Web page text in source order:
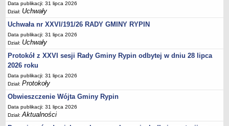
Galeria
Raporty o stanie dostępności
Wnioski
WŁADZE I STRUKTURA
Struktura organizacyjna
Rada gminy
Wójt
Urząd gminy
Jednostki organizacyjne, GOPS, Instytucja kultury, OSP
Jednostki pomocnicze - sołectwa
Data publikacji: 31 lipca 2026
Dział: Uchwały
Uchwała nr XXVI/191/26 RADY GMINY RYPIN
Data publikacji: 31 lipca 2026
Dział: Uchwały
Protokół z XXVI sesji Rady Gminy Rypin odbytej w dniu 28 lipca
2026 roku
Data publikacji: 31 lipca 2026
Dział:Protokoły
Obwieszczenie Wójta Gminy Rypin
Data publikacji: 31 lipca 2026
Dział:Aktualności